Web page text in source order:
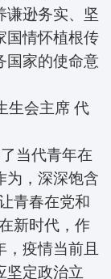
谦逊务实、坚
国情怀植根传
国家的使命意
生会主席 代
当代青年在
为，深深饱含
青春在党和
新时代，作
疫情当前且
坚定政治立